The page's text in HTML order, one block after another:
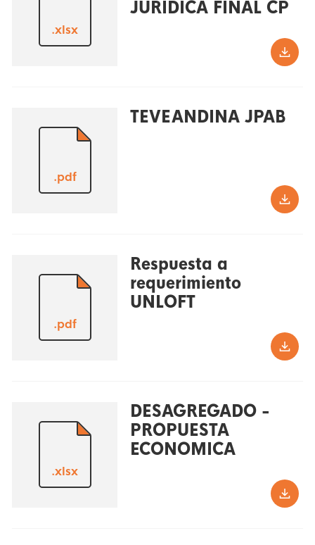
.xlsx
JURIDICA FINAL CP
.pdf
TEVEANDINA JPAB
.pdf
Respuesta a
requerimiento
UNLOFT
.xlsx
DESAGREGADO -
PROPUESTA
ECONOMICA